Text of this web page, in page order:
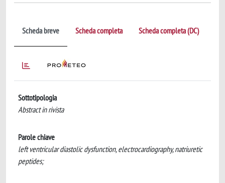
Scheda breve Scheda completa Scheda completa (DC)
Sottotipologia
Abstract in rivista
Parole chiave
left ventricular diastolic dysfunction, electrocardiography, natriuretic
peptides;